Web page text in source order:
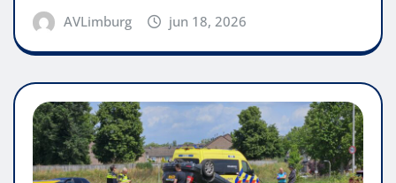
AVLimburg jun 18, 2026